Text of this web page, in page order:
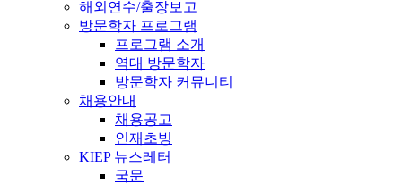
해외연수/출장보고
방문학자 프로그램
프로그램 소개
역대 방문학자
방문학자 커뮤니티
채용안내
채용공고
인재초빙
KIEP 뉴스레터
국문